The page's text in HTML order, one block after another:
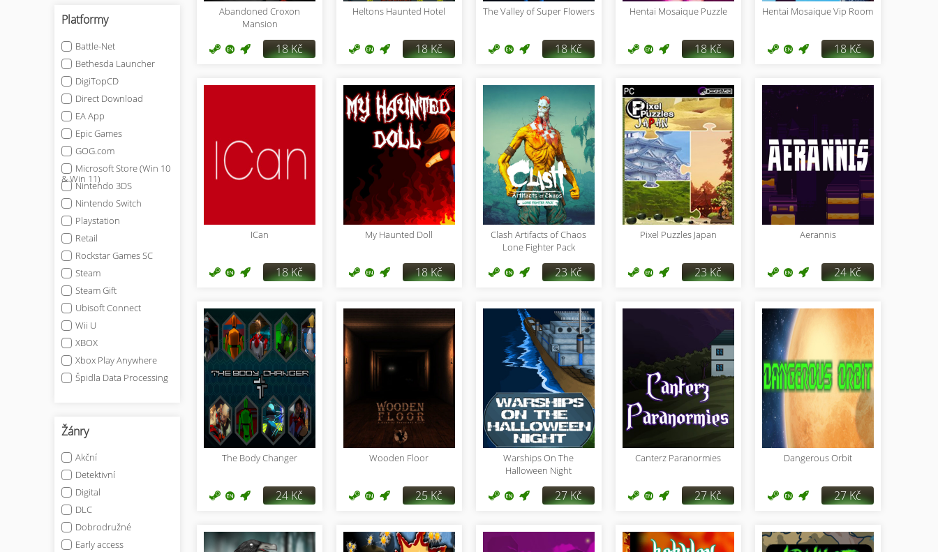
Platformy
Battle-Net
Bethesda Launcher
DigiTopCD
Direct Download
EA App
Epic Games
GOG.com
Microsoft Store (Win 10
& Win 11)
Nintendo 3DS
Nintendo Switch
Playstation
Retail
Rockstar Games SC
Steam
Steam Gift
Ubisoft Connect
Wii U
XBOX
Xbox Play Anywhere
Špidla Data Processing
Žánry
Akční
Detektivní
Digital
DLC
Dobrodružné
Early access
Abandoned Croxon
Mansion
18 Kč
Heltons Haunted Hotel
18 Kč
The Valley of Super Flowers
18 Kč
Hentai Mosaique Puzzle
18 Kč
Hentai Mosaique Vip Room
18 Kč
ICan
18 Kč
My Haunted Doll
18 Kč
Clash Artifacts of Chaos
Lone Fighter Pack
23 Kč
Pixel Puzzles Japan
23 Kč
Aerannis
24 Kč
The Body Changer
24 Kč
Wooden Floor
25 Kč
Warships On The
Halloween Night
27 Kč
Canterz Paranormies
27 Kč
Dangerous Orbit
27 Kč